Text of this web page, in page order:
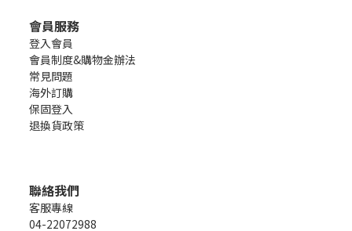
會員服務
登入會員
會員制度&購物金辦法
常見問題
海外訂購
保固登入
退換貨政策
聯絡我們
客服專線
04-22072988